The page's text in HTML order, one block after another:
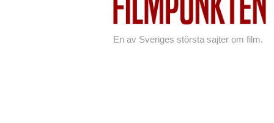
En av Sveriges största sajter om film.